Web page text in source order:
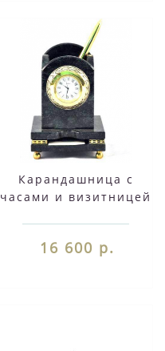
Карандашница с
часами и визитницей
16 600 р.